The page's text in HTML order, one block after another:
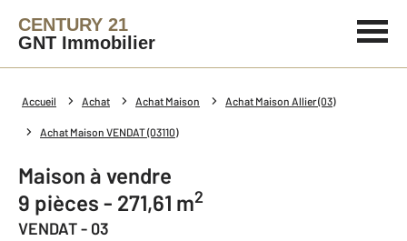
CENTURY 21
GNT Immobilier
Accueil Achat Achat Maison Achat Maison Allier (03)
Achat Maison VENDAT (03110)
Maison à vendre
9 pièces - 271,61 m2
VENDAT - 03